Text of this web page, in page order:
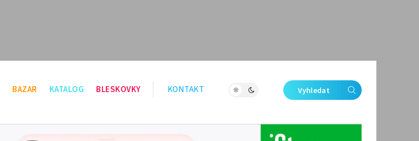
BAZAR KATALOG BLESKOVKY KONTAKT Vyhledat